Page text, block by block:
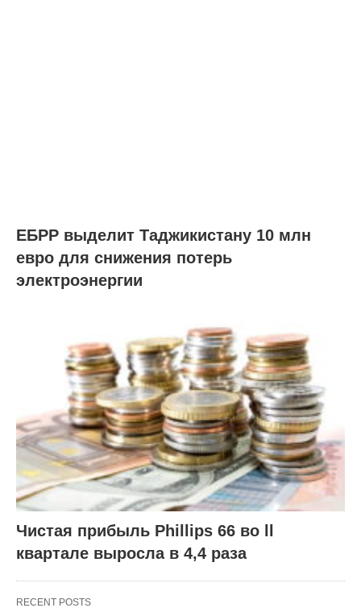
ЕБРР выделит Таджикистану 10 млн
евро для снижения потерь
электроэнергии
Чистая прибыль Phillips 66 во ll
квартале выросла в 4,4 раза
RECENT POSTS